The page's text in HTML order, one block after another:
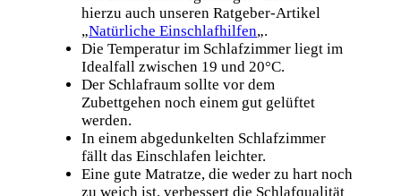
hierzu auch unseren Ratgeber-Artikel
„Natürliche Einschlafhilfen„.
Die Temperatur im Schlafzimmer liegt im
Idealfall zwischen 19 und 20°C.
Der Schlafraum sollte vor dem
Zubettgehen noch einem gut gelüftet
werden.
In einem abgedunkelten Schlafzimmer
fällt das Einschlafen leichter.
Eine gute Matratze, die weder zu hart noch
zu weich ist, verbessert die Schlafqualität